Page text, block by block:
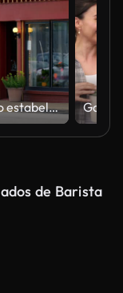
Crepúsculo estabelecendo tiro da frente da loja da cidade pequena
de Barista